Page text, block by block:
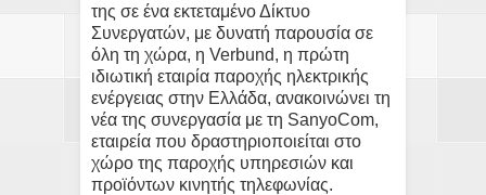
της σε ένα εκτεταμένο Δίκτυο
Συνεργατών, με δυνατή παρουσία σε
όλη τη χώρα, η Verbund, η πρώτη
ιδιωτική εταιρία παροχής ηλεκτρικής
ενέργειας στην Ελλάδα, ανακοινώνει τη
νέα της συνεργασία με τη SanyoCom,
εταιρεία που δραστηριοποιείται στο
χώρο της παροχής υπηρεσιών και
προϊόντων κινητής τηλεφωνίας.